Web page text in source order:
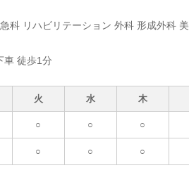
科 リハビリテーション 外科 形成外科
車 徒歩1分
火 水 木
○ ○ ○
○ ○ ○